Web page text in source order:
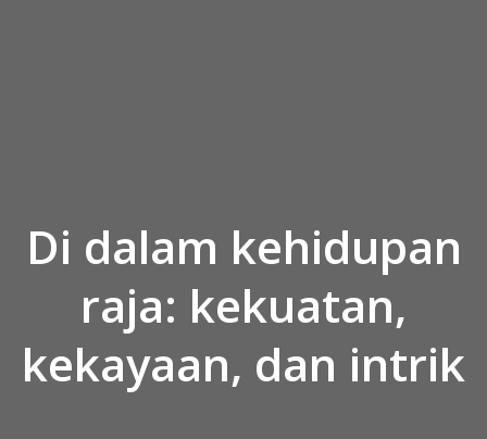
Di dalam kehidupan
raja: kekuatan,
kekayaan, dan intrik